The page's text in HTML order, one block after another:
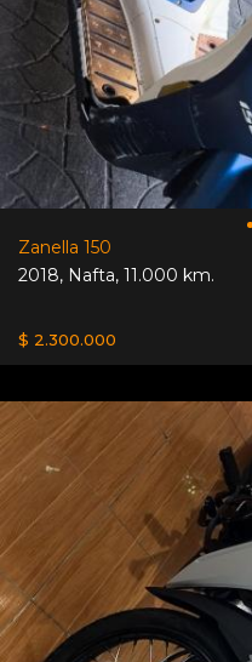
Zanella 150
2018, Nafta, 11.000 km.
$ 2.300.000